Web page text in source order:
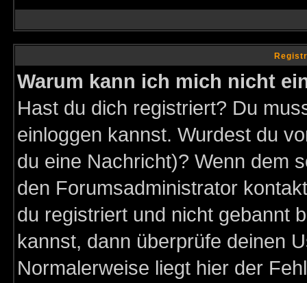
Warum kann ich mich nicht
Hast du dich registriert? Du
einloggen kannst. Wurdest du
du eine Nachricht)? Wenn dem
den Forumsadministrator
du registriert und nicht gebannt
kannst, dann überprüfe deinen
Normalerweise liegt hier der